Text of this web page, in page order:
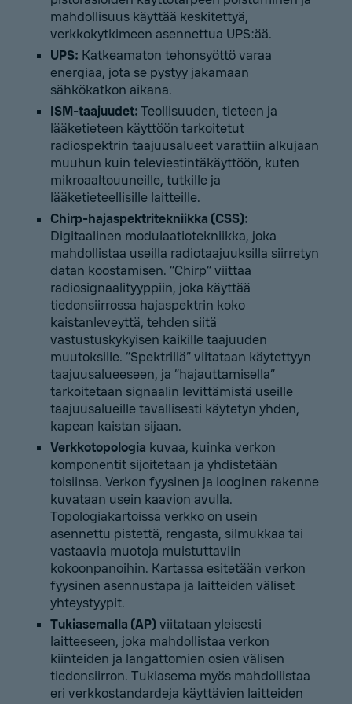
mahdollisuus käyttää keskitettyä,
verkkokytkimeen asennettua UPS:ää.
UPS: Katkeamaton tehonsyöttö varaa
energiaa, jota se pystyy jakamaan
sähkökatkon aikana.
ISM-taajuudet:Teollisuuden, tieteen ja
lääketieteen käyttöön tarkoitetut
radiospektrin taajuusalueet varattiin alkujaan
muuhun kuin televiestintäkäyttöön, kuten
mikroaaltouuneille, tutkille ja
lääketieteellisille laitteille.
Chirp-hajaspektritekniikka (CSS):
Digitaalinen modulaatiotekniikka, joka
mahdollistaa useilla radiotaajuuksilla siirretyn
datan koostamisen. ”Chirp” viittaa
radiosignaalityyppiin, joka käyttää
tiedonsiirrossa hajaspektrin koko
kaistanleveyttä, tehden siitä
vastustuskykyisen kaikille taajuuden
muutoksille. ”Spektrillä” viitataan käytettyyn
taajuusalueeseen, ja ”hajauttamisella”
tarkoitetaan signaalin levittämistä useille
taajuusalueille tavallisesti käytetyn yhden,
kapean kaistan sijaan.
Verkkotopologia kuvaa, kuinka verkon
komponentit sijoitetaan ja yhdistetään
toisiinsa. Verkon fyysinen ja looginen rakenne
kuvataan usein kaavion avulla.
Topologiakartoissa verkko on usein
asennettu pistettä, rengasta, silmukkaa tai
vastaavia muotoja muistuttaviin
kokoonpanoihin. Kartassa esitetään verkon
fyysinen asennustapa ja laitteiden väliset
yhteystyypit.
Tukiasemalla (AP) viitataan yleisesti
laitteeseen, joka mahdollistaa verkon
kiinteiden ja langattomien osien välisen
tiedonsiirron. Tukiasema myös mahdollistaa
eri verkkostandardeja käyttävien laitteiden